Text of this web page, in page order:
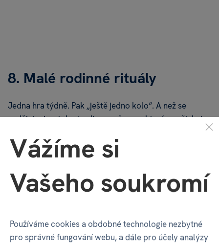
8. Malé rodinné rituály
Jedna hra týdně. Pak „ještě jedno kolo“. A než se
nadějete, je z toho tradice – a čas, na který se všichni
malým rituálem, který drží rodinu pohromadě.
9. Společné vzpomínky
Vážíme si
Vašeho soukromí
Používáme cookies a obdobné technologie nezbytné
pro správné fungování webu, a dále pro účely analýzy